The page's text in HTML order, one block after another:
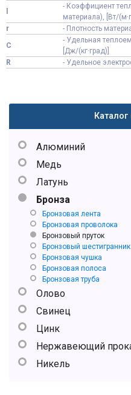
- Коэффициент
материала), [Вт/
r
- Плотность
C
- Удельная
[Дж/(кг·град)]
R
- Удельное
Алюминий
Медь
Латунь
Бронза
Бронзовая лента
Бронзовая проволока
Бронзовый пруток
Бронзовый шестигранник
Бронзовая чушка
Бронзовая полоса
Бронзовая труба
Олово
Свинец
Цинк
Нержавеющий
Никель